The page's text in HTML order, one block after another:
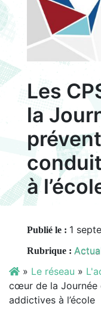
Les
la
à
Publié le : 1
Rubrique :
» Le réseau »
cœur de la Journée
addictives à l’école